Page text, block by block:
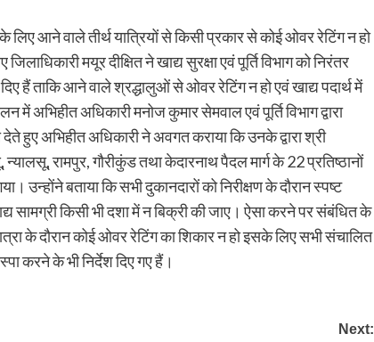
आने वाले तीर्थ यात्रियों से किसी प्रकार से कोई ओवर रेटिंग न हो
मयूर दीक्षित ने खाद्य सुरक्षा एवं पूर्ति विभाग को निरंतर
हैं ताकि आने वाले श्रद्धालुओं से ओवर रेटिंग न हो एवं खाद्य पदार्थ में
में अभिहीत अधिकारी मनोज कुमार सेमवाल एवं पूर्ति विभाग द्वारा
हुए अभिहीत अधिकारी ने अवगत कराया कि उनके द्वारा श्री
रामपुर, गौरीकुंड तथा केदारनाथ पैदल मार्ग के 22 प्रतिष्ठानों
उन्होंने बताया कि सभी दुकानदारों को निरीक्षण के दौरान स्पष्ट
सामग्री किसी भी दशा में न बिक्री की जाए। ऐसा करने पर संबंधित के
के दौरान कोई ओवर रेटिंग का शिकार न हो इसके लिए सभी संचालित
करने के भी निर्देश दिए गए हैं।
Next: